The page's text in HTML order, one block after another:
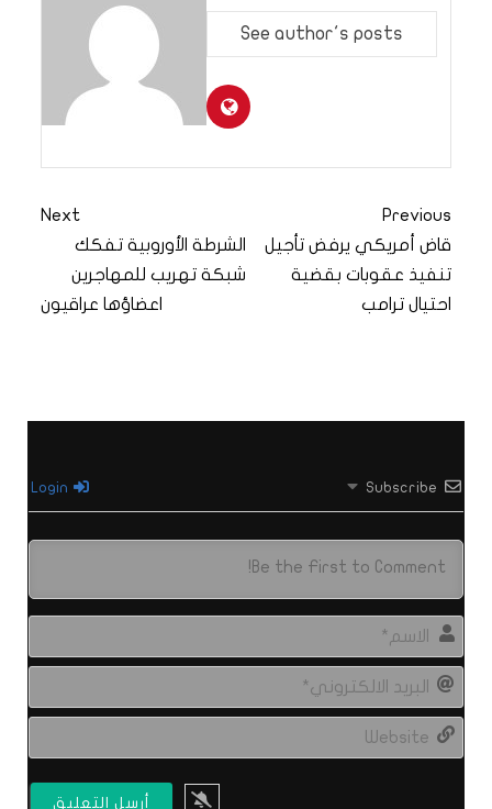
See author's posts
Previous
قاض أمريكي يرفض تأجيل
تنفيذ عقوبات بقضية
احتيال ترامب
Next
الشرطة الأوروبية تفكك
شبكة تهريب للمهاجرين
اعضاؤها عراقيون
Subscribe